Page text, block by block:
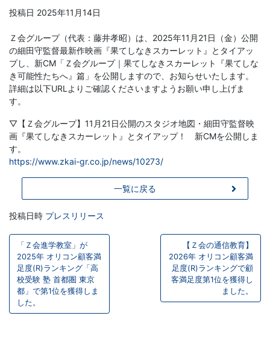
学
ぶ
こ
と
は、
や
て、
学
力
以
投稿日 2025年11月14日
Ｚ会グループ（代表：藤井孝昭）は、2025年11月21日（金）公開
の細田守監督最新作映画『果てしなきスカーレット』とタイアッ
プし、新CM「Ｚ会グループ｜果てしなきスカーレット『果てしな
き可能性たちへ』篇」を公開しますので、お知らせいたします。
詳細は以下URLよりご確認くださいますようお願い申し上げま
す。
▽【Ｚ会グループ】11月21日公開のスタジオ地図・細田守監督映
画『果てしなきスカーレット』とタイアップ！ 新CMを公開しま
す。
https://www.zkai-gr.co.jp/news/10273/
一覧に戻る
投稿日時 プレスリリース
投
稿
ナ
ビ
ゲ
「Ｚ会進学教室」が
2025年 オリコン顧客満
足度(R)ランキング「高
校受験 塾 首都圏 東京
都」で第1位を獲得しま
した。
【Ｚ会の通信教育】
2026年 オリコン顧客満
足度(R)ランキングで顧
客満足度第1位を獲得し
ました。